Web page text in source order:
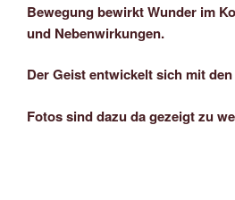
Bewegung bewirkt Wunder im
und Nebenwirkungen.
Der Geist entwickelt sich mit den
Fotos sind dazu da gezeigt zu